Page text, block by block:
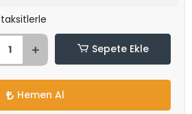
Sepete Ekle
Hemen Al